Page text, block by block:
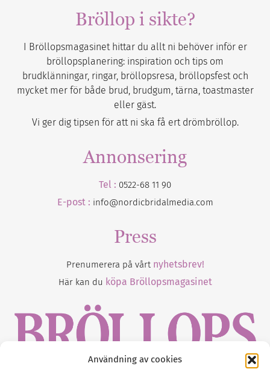
Användning av cookies
Bröllop i sikte?
I Bröllopsmagasinet hittar du allt ni behöver inför er
bröllopsplanering: inspiration och tips om
brudklänningar, ringar, bröllopsresa, bröllopsfest och
mycket mer för både brud, brudgum, tärna, toastmaster
eller gäst.
Vi ger dig tipsen för att ni ska få ert drömbröllop.
Annonsering
Tel : 0522-68 11 90
E-post : info@nordicbridalmedia.com
Press
Prenumerera på vårt nyhetsbrev!
Här kan du köpa Bröllopsmagasinet